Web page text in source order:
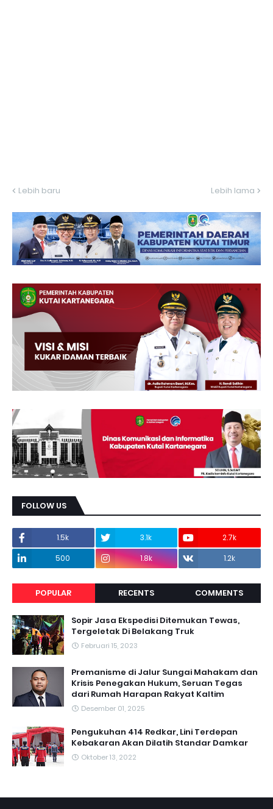
Lebih baru Lebih lama
FOLLOW US
1.5k 3.1k
2.7k
500
1.8k 1.2k
POPULAR RECENTS COMMENTS
Sopir Jasa Ekspedisi Ditemukan Tewas,
Tergeletak Di Belakang Truk
Februari 15, 2023
Premanisme di Jalur Sungai Mahakam dan
Krisis Penegakan Hukum, Seruan Tegas
dari Rumah Harapan Rakyat Kaltim
Desember 01, 2025
Pengukuhan 414 Redkar, Lini Terdepan
Kebakaran Akan Dilatih Standar Damkar
Oktober 13, 2022